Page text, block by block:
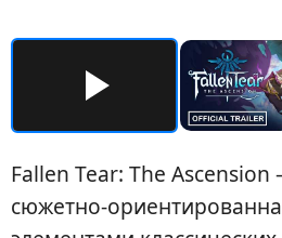
Fallen Tear: The
сюжетно-